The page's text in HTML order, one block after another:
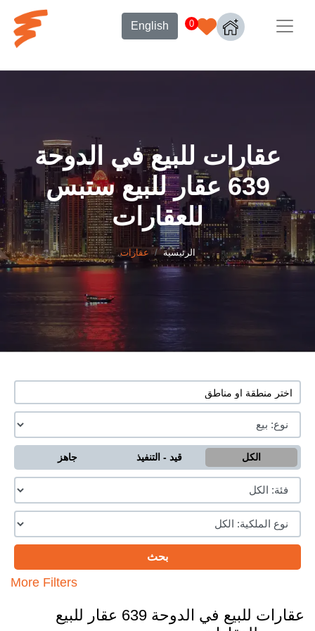
0
English
عقارات للبيع في الدوحة
639 عقار للبيع ستبس
للعقارات
الرئيسية عقارات
الكل قيد - التنفيذ جاهز
More Filters
عقارات للبيع في الدوحة 639 عقار للبيع